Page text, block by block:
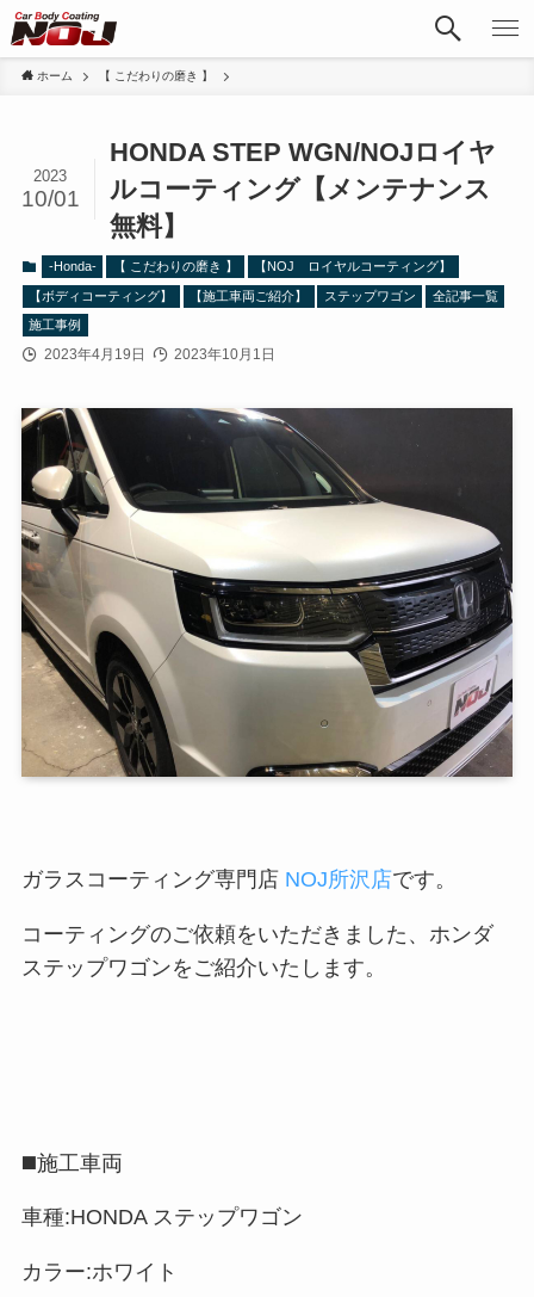
ホーム 【 こだわりの磨き 】
HONDA STEP WGN/NOJロイヤ
ルコーティング【メンテナンス
無料】
2023
10/01
-Honda- 【 こだわりの磨き 】 【NOJ ロイヤルコーティング】
【ボディコーティング】 【施工車両ご紹介】 ステップワゴン 全記事一覧
施工事例
2023年4月19日 2023年10月1日
ガラスコーティング専門店 NOJ所沢店です。
コーティングのご依頼をいただきました、ホンダ
ステップワゴンをご紹介いたします。
◼️施工車両
車種:HONDA ステップワゴン
カラー:ホワイト